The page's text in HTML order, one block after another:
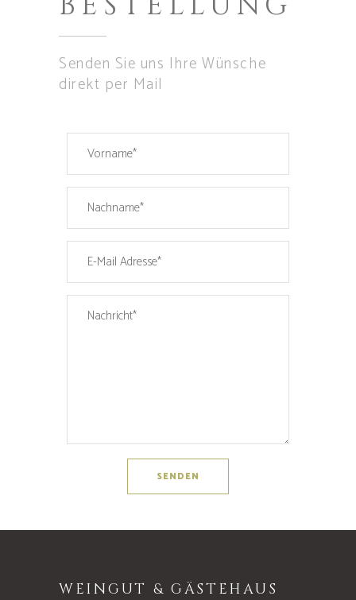
Senden Sie uns Ihre Wünsche
direkt per Mail
WEINGUT & GÄSTEHAUS